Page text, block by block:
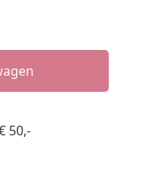
50,-